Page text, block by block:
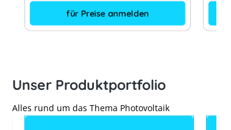
für Preise anmelden
Unser Produktportfolio
Alles rund um das Thema Photovoltaik